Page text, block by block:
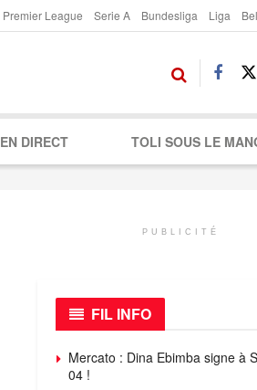
Premier League Serie A Bundesliga Liga
EN DIRECT TOLI SOUS LE
PUBLICITÉ
FIL INFO
Mercato : Dina Ebimba signe à
04 !